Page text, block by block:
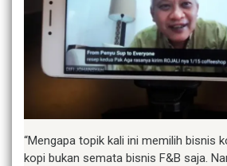
“Mengapa topik kali ini memilih bisnis
kopi bukan semata bisnis F&B saja.